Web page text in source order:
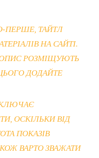
ПЕРШЕ, ТАЙТЛ
НА САЙТІ.
РОЗМІЩУЮТЬ
ДОДАЙТЕ
ОСКІЛЬКИ ВІД
ПОКАЗІВ
ВАРТО ЗВАЖАТИ